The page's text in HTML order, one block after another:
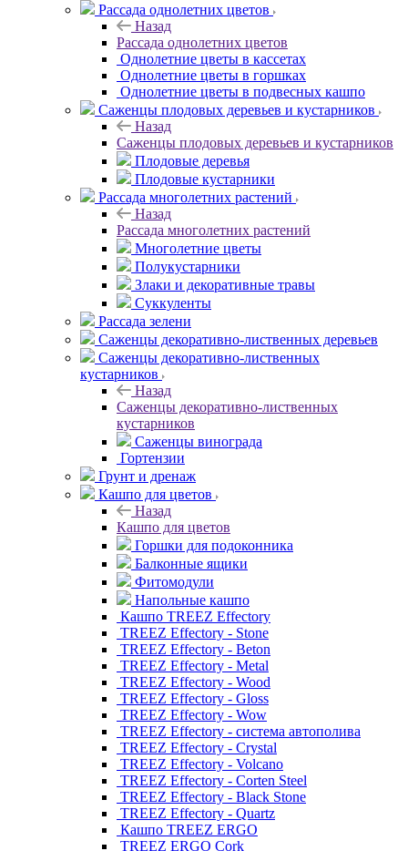
Рассада однолетних цветов
Назад
Рассада однолетних цветов
Однолетние цветы в кассетах
Однолетние цветы в горшках
Однолетние цветы в подвесных кашпо
Саженцы плодовых деревьев и кустарников
Назад
Саженцы плодовых деревьев и кустарников
Плодовые деревья
Плодовые кустарники
Рассада многолетних растений
Назад
Рассада многолетних растений
Многолетние цветы
Полукустарники
Злаки и декоративные травы
Суккуленты
Рассада зелени
Саженцы декоративно-лиственных деревьев
Саженцы декоративно-лиственных
кустарников
Назад
Саженцы декоративно-лиственных
кустарников
Саженцы винограда
Гортензии
Грунт и дренаж
Кашпо для цветов
Назад
Кашпо для цветов
Горшки для подоконника
Балконные ящики
Фитомодули
Напольные кашпо
Кашпо TREEZ Effectory
TREEZ Effectory - Stone
TREEZ Effectory - Beton
TREEZ Effectory - Metal
TREEZ Effectory - Wood
TREEZ Effectory - Gloss
TREEZ Effectory - Wow
TREEZ Effectory - система автополива
TREEZ Effectory - Crystal
TREEZ Effectory - Volcano
TREEZ Effectory - Corten Steel
TREEZ Effectory - Black Stone
TREEZ Effectory - Quartz
Кашпо TREEZ ERGO
TREEZ ERGO Cork